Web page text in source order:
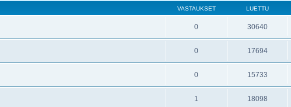
VASTAUKSET LUETTU
0 30640
0 17694
0 15733
1 18098